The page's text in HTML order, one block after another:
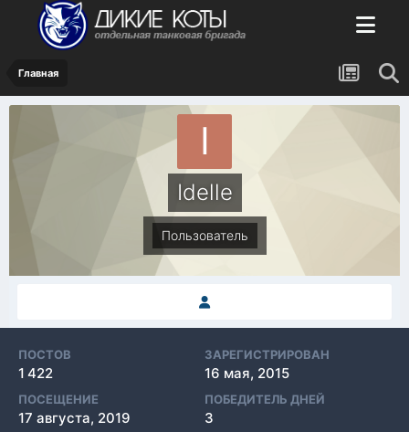
Главная
Idelle
Пользователь
ПОСТОВ
1 422
ЗАРЕГИСТРИРОВАН
16 мая, 2015
ПОСЕЩЕНИЕ
17 августа, 2019
ПОБЕДИТЕЛЬ ДНЕЙ
3